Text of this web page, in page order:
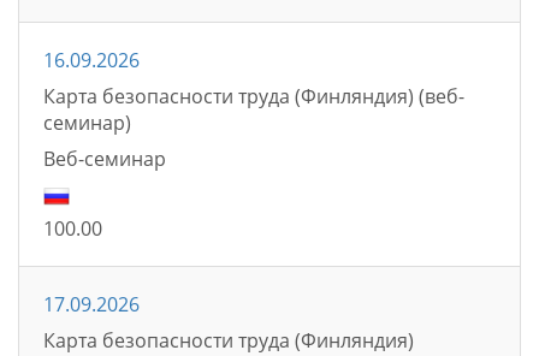
16.09.2026
Карта безопасности труда (Финляндия) (веб-
семинар)
Bеб-семинаp
100.00
17.09.2026
Карта безопасности труда (Финляндия)